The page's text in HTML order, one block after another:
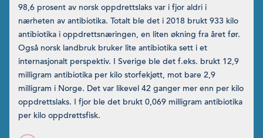
98,6 prosent av norsk oppdrettslaks var i fjor aldri i
nærheten av antibiotika. Totalt ble det i 2018 brukt 933 kilo
antibiotika i oppdrettsnæringen, en liten økning fra året før.
Også norsk landbruk bruker lite antibiotika sett i et
internasjonalt per­spektiv. I Sverige ble det f.eks. brukt 12,9
milligram antibioti­ka per kilo storfekjøtt, mot bare 2,9
milligram i Norge. Det var likevel 42 ganger mer enn per kilo
oppdrettslaks. I fjor ble det brukt 0,069 milligram antibiotika
per kilo oppdrettsfisk.